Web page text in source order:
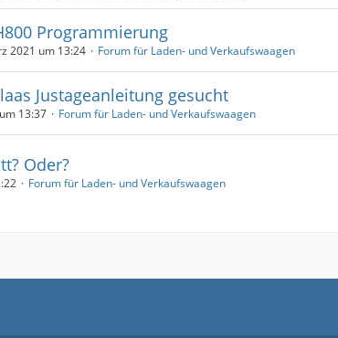
Programmierung
2021 um 13:24 Forum für Laden- und Verkaufswaagen
Justageanleitung gesucht
13:37 Forum für Laden- und Verkaufswaagen
Oder?
Forum für Laden- und Verkaufswaagen